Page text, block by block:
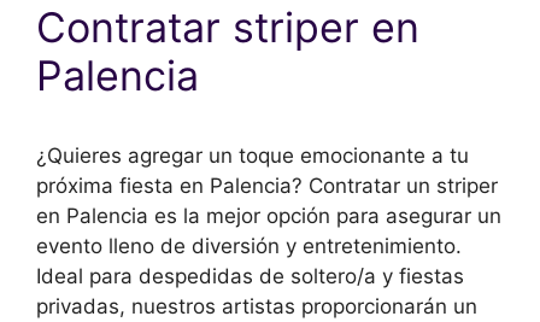
Contratar striper en
Palencia
¿Quieres agregar un toque emocionante a tu
próxima fiesta en Palencia? Contratar un striper
en Palencia es la mejor opción para asegurar un
evento lleno de diversión y entretenimiento.
Ideal para despedidas de soltero/a y fiestas
privadas, nuestros artistas proporcionarán un